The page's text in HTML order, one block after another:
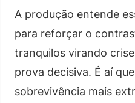
A produção entende
para reforçar o
tranquilos virando
prova decisiva. É aí
sobrevivência mais